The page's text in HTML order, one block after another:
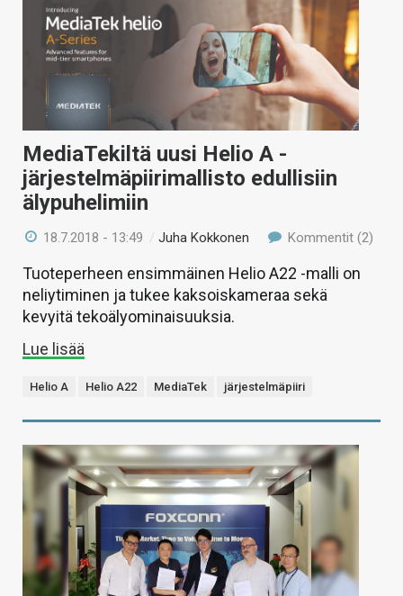
HINTA.FI
KAUPPA
VAIHDA TEEMA
HAKU
MediaTekiltä uusi Helio A -
järjestelmäpiirimallisto edullisiin
älypuhelimiin
18.7.2018 - 13:49 /Juha Kokkonen Kommentit (2)
Tuoteperheen ensimmäinen Helio A22 -malli on
neliytiminen ja tukee kaksoiskameraa sekä
kevyitä tekoälyominaisuuksia.
Lue lisää
Helio A Helio A22 MediaTek järjestelmäpiiri